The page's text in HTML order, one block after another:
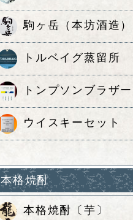
駒ヶ岳（本坊酒造）
トルベイグ蒸留所
トンプソンブラザ
ウイスキーセット
本格焼酎
本格焼酎〔芋〕